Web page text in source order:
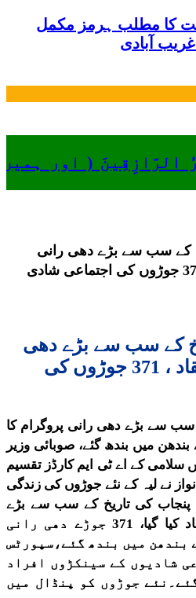
کا مطلب ہرمز مکمل
غریب آبادی
الرَّازِقِينَ ( اور
کے سب سے بڑے دھی رانی
کے سب سے بڑے دھی
رانی پروگرام کا انعقاد ، 371 جوڑوں کی
سب سے بڑے دھی رانی پروگرام کا
کے بندھن میں بندھ گئے، صوبائی وزیر
کے اے ٹی ایم کارڈز تقسیم
نے لیہ کے نئے جوڑوں کی زندگی
پنجاب کی تاریخ کے سب سے بڑے
دھی رانی پروگرام کا انعقاد کیا گیا، 371 جوڑے دھی رانی
بندھن میں بندھ گئے،سپورٹس
شادیوں کے سینکڑوں افراد
جوڑوں کو پنڈال میں